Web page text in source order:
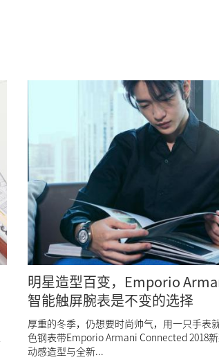
明星造型百变，Emporio
智能触屏腕表是不变的选择
厚重的冬季，仍想要时尚帅气，用一只手表
色钢表带Emporio Armani Connected 2018
动感造型与全新...